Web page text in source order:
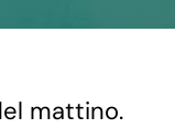
mattino.